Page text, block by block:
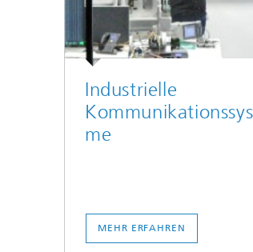
Industrielle
me
MEHR ERFAHREN